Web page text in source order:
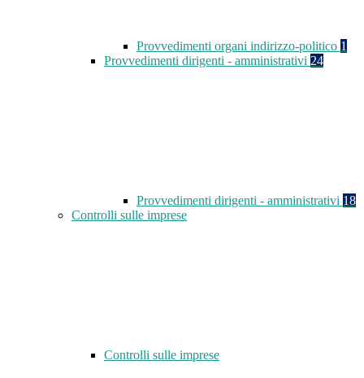
Provvedimenti organi indirizzo-politico 1
Provvedimenti dirigenti - amministrativi 24
Provvedimenti dirigenti - amministrativi 18
Controlli sulle imprese
Controlli sulle imprese